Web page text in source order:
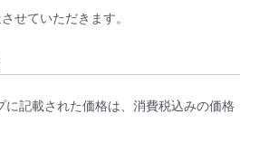
せていただきます。
に記載された価格は、消費税込みの価格